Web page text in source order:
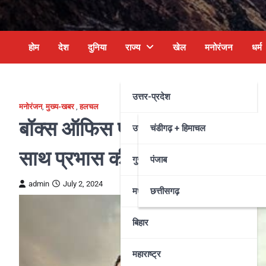
होम देश दुनिया राज्य
उत्तर-प्रदेश
उत्तराखंडचंडीगढ़ + हिमाचल
गुजरातपंजाब
छत्तीसगढ़
मध्य प्रदेश
बिहार
महाराष्ट्र
खेल मनोरंजन धर्म
मनोरंजन,मुख्य-खबर,हलचल
बॉक्स ऑफिस पर ‘कल्कि 2898
साथ प्रभास की फिल्म ने तोड़े रिकॉर्ड
admin July 2, 2024